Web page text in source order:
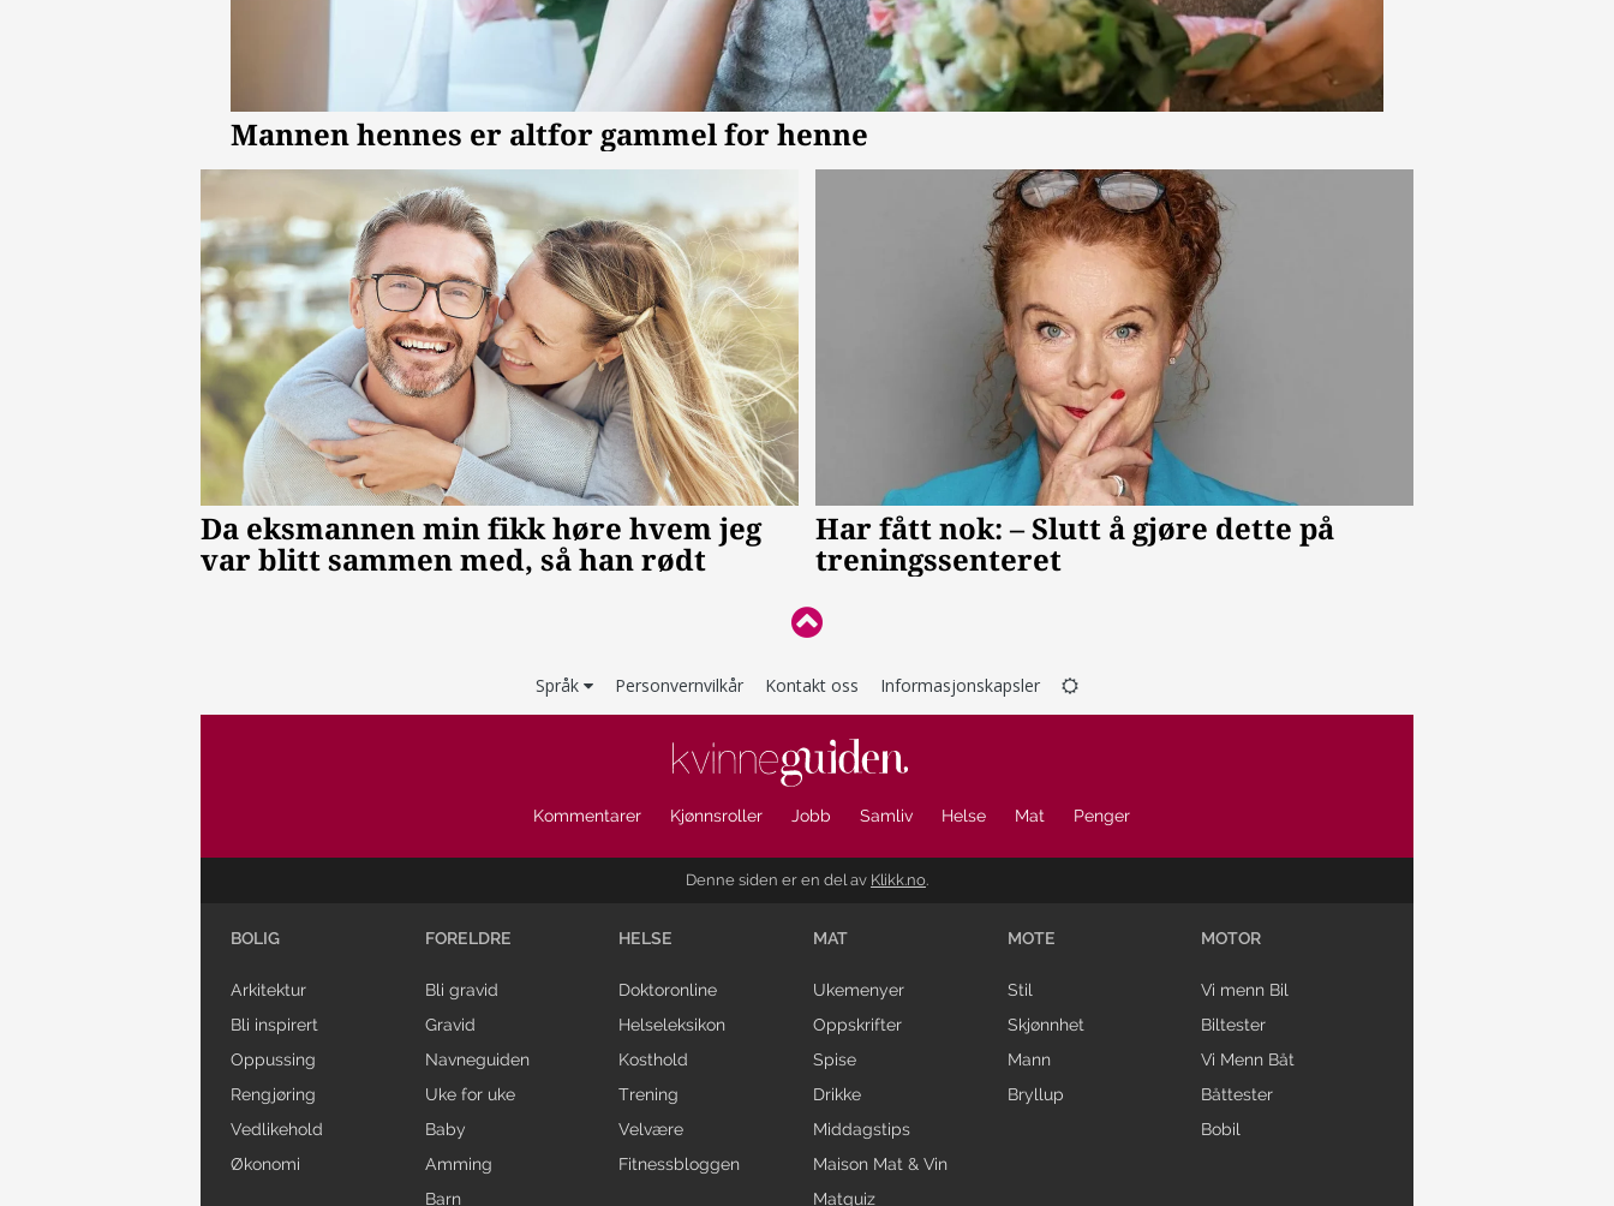
Språk Personvernvilkår Kontakt oss Informasjonskapsler
Kommentarer Kjønnsroller Jobb Samliv Helse Mat Penger
Denne siden er en del av Klikk.no.
BOLIG
Arkitektur
Bli inspirert
Oppussing
Rengjøring
Vedlikehold
Økonomi
FORELDRE
Bli gravid
Gravid
Navneguiden
Uke for uke
Baby
Amming
Barn
HELSE
Doktoronline
Helseleksikon
Kosthold
Trening
Velvære
Fitnessbloggen
MAT
Ukemenyer
Oppskrifter
Spise
Drikke
Middagstips
Maison Mat & Vin
Matquiz
MOTE
Stil
Skjønnhet
Mann
Bryllup
MOTOR
Vi menn Bil
Biltester
Vi Menn Båt
Båttester
Bobil